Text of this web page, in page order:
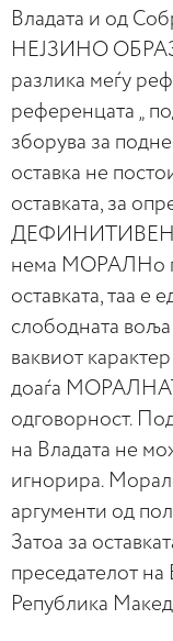
Владата и од
НЕЈЗИНО
разлика меѓу
референцата „
зборува за
оставка не
оставката, за
ДЕФИНИТИВЕН
нема МОРАЛНо
оставката, таа е
слободната воља
ваквиот
доаѓа
одговорност.
на Владата не
игнорира.
аргументи од
Затоа за
преседателот
Република